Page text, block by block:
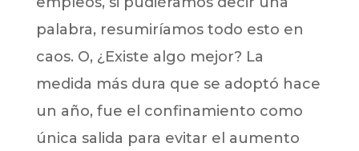
palabra, resumiríamos todo esto en
caos. O, ¿Existe algo mejor? La
medida más dura que se adoptó hace
un año, fue el confinamiento como
única salida para evitar el aumento